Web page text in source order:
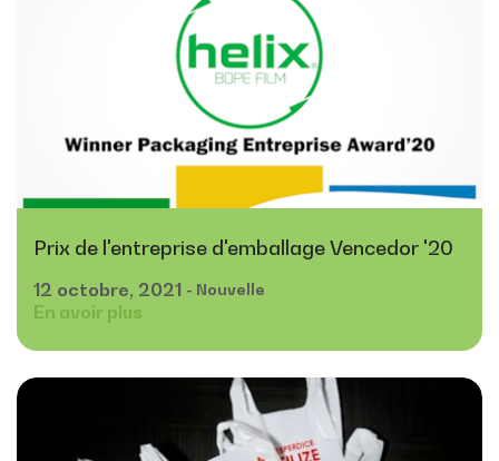
Prix de l'entreprise d'emballage Vencedor '20
12 octobre, 2021 - Nouvelle
En avoir plus